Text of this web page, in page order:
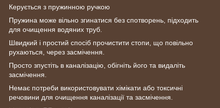
Керується з пружинною ручкою
Пружина може вільно згинатися без спотворень, підходить
для очищення водяних труб.
Швидкий і простий спосіб прочистити стопи, що повільно
рухаються, через засмічення.
Просто зпустіть в каналізацію, обігніть його та видаліть
засмічення.
Немає потреби використовувати хімікати або токсичні
речовини для очищення каналізації та засмічення.